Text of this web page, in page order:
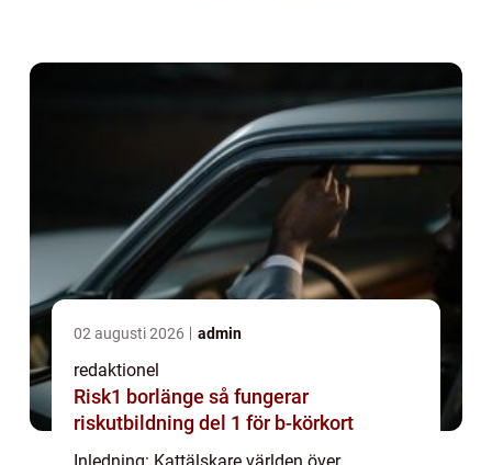
02 augusti 2026 admin
redaktionel
Risk1 borlänge så fungerar
riskutbildning del 1 för b-körkort